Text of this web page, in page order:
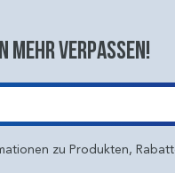
mehr verpassen!
zu Produkten,